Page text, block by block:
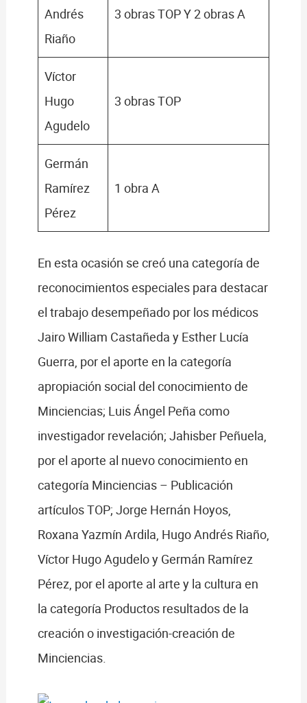
Andrés
Riaño
3 obras TOP Y 2 obras A
Víctor
Hugo
Agudelo
3 obras TOP
Germán
Ramírez
Pérez
1 obra A
En esta ocasión se creó una categoría de
reconocimientos especiales para destacar
el trabajo desempeñado por los médicos
Jairo William Castañeda y Esther Lucía
Guerra, por el aporte en la categoría
apropiación social del conocimiento de
Minciencias; Luis Ángel Peña como
investigador revelación; Jahisber Peñuela,
por el aporte al nuevo conocimiento en
categoría Minciencias – Publicación
artículos TOP; Jorge Hernán Hoyos,
Roxana Yazmín Ardila, Hugo Andrés Riaño,
Víctor Hugo Agudelo y Germán Ramírez
Pérez, por el aporte al arte y la cultura en
la categoría Productos resultados de la
creación o investigación-creación de
Minciencias.